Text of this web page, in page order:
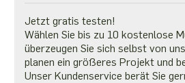
Jetzt gratis testen!
Wählen Sie bis zu 10 kostenlose
überzeugen Sie sich selbst von
planen ein größeres Projekt und
Unser Kundenservice berät Sie